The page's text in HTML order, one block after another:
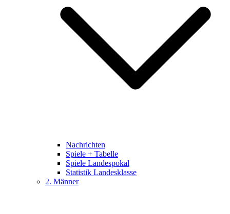
Nachrichten
Spiele + Tabelle
Spiele Landespokal
Statistik Landesklasse
2. Männer